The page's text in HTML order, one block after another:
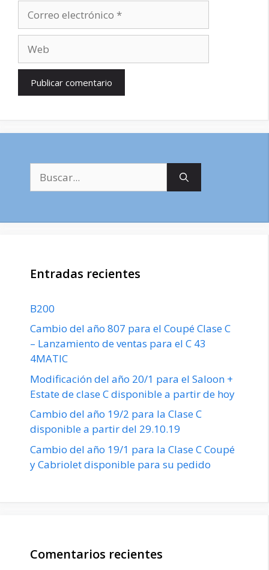
electrónico
Entradas recientes
B200
Cambio del año 807 para el Coupé Clase C
– Lanzamiento de ventas para el C 43
4MATIC
Modificación del año 20/1 para el Saloon +
Estate de clase C disponible a partir de hoy
Cambio del año 19/2 para la Clase C
disponible a partir del 29.10.19
Cambio del año 19/1 para la Clase C Coupé
y Cabriolet disponible para su pedido
Comentarios recientes